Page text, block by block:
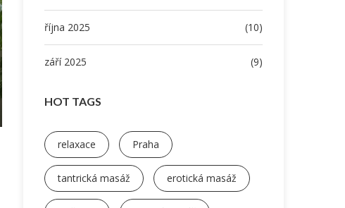
října 2025 (10)
září 2025 (9)
HOT TAGS
relaxace Praha
tantrická masáž erotická masáž